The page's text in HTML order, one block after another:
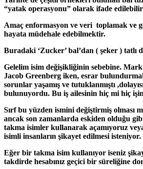
“yatak operasyonu” olarak ifade
Amaç enformasyon ve veri toplamak ve
hayata müdehale edebilmektir.
Buradaki ‘Zucker’ bal’dan ( şeker ) tatlı
Gelelim isim değişikliğinin sebebine.
Jacob Greenberg iken, esrar
sorunlar yaşamış ve tutuklanmıştı
bulunuyordu. Bu iş ailesinin hiç mi hiç
Sırf bu yüzden ismini değiştirmiş olması
ancak son zamanlarda eskiden olduğu
takma isimler kullanarak açamıyoruz
isimli insanların şikayet edilmesi isteniyor.
Eğer bir takma isim kullanıyor iseniz
takdirde hesabınız geçici bir süreliğine